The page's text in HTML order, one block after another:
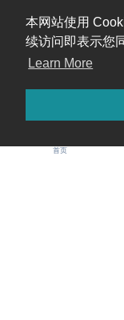
本网站使用
续访问即表示您
Learn More
首页